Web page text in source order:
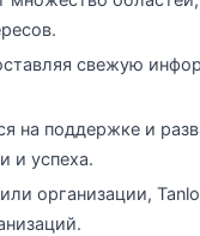
свежую
на поддержке и
и успеха.
организации,